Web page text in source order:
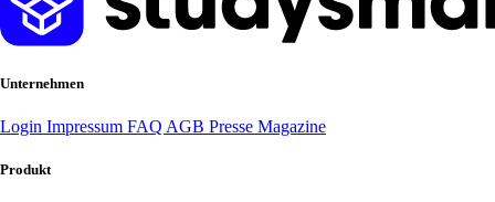
Unternehmen
Login Impressum FAQ AGB Presse Magazine
Produkt